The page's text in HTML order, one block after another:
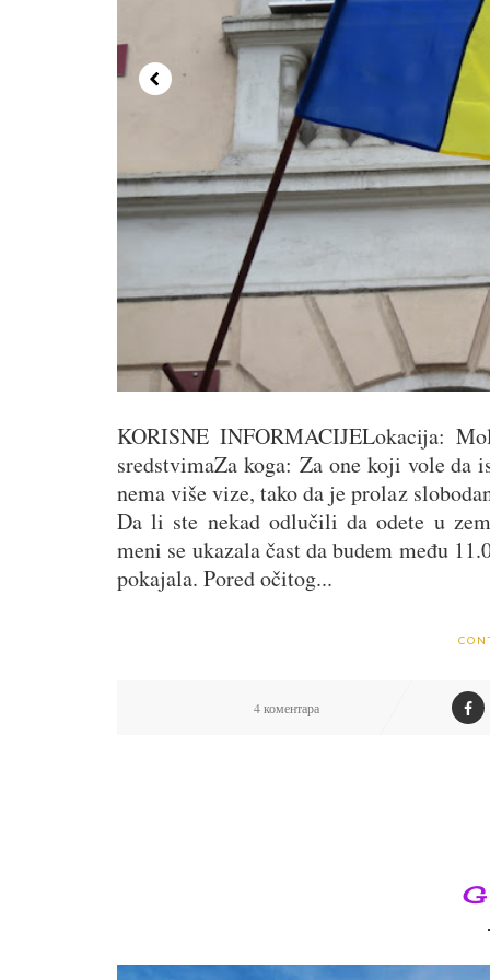
KORISNE INFORMACIJELokacija:
sredstvimaZa koga: Za one koji vole
nema više vize, tako da je prolaz
Da li ste nekad odlučili da odete u
meni se ukazala čast da budem među
pokajala. Pored očitog...
4 коментара